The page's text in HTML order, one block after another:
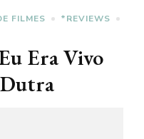
FILMES
*REVIEWS
Era Vivo